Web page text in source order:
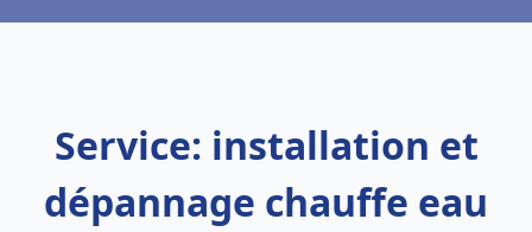
Service: installation et
dépannage chauffe eau